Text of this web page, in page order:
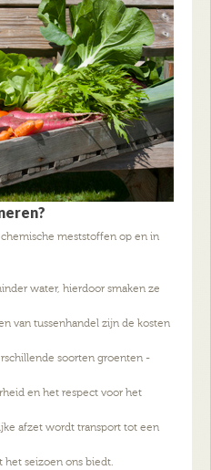
meststoffen op en in
water, hierdoor smaken ze
van tussenhandel zijn de kosten
soorten groenten -
en het respect voor het
afzet wordt transport tot een
het seizoen ons biedt.